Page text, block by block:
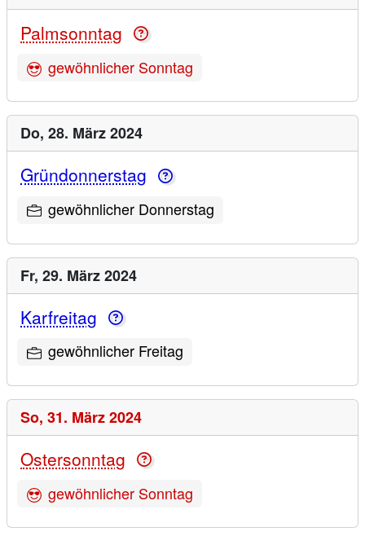
Palmsonntag
gewöhnlicher Sonntag
Do, 28. März 2024
Gründonnerstag
gewöhnlicher Donnerstag
Fr, 29. März 2024
Karfreitag
gewöhnlicher Freitag
So, 31. März 2024
Ostersonntag
gewöhnlicher Sonntag